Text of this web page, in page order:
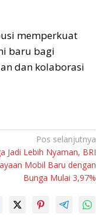
memperkuat
baru bagi
dan kolaborasi
Pos selanjutnya
Jadi Lebih Nyaman, BRI
Mobil Baru dengan
Bunga Mulai 3,97%